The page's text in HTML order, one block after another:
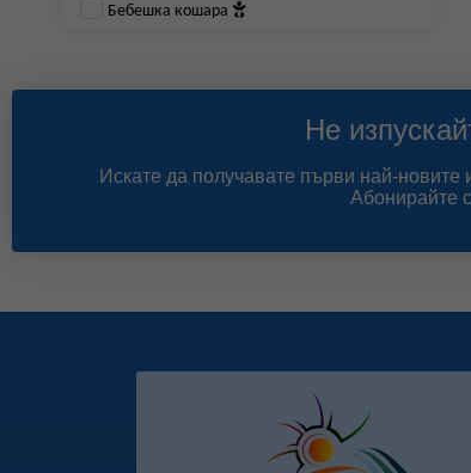
Бебешка кошара
Не
Искате да получавате първи най-
Абонирайте